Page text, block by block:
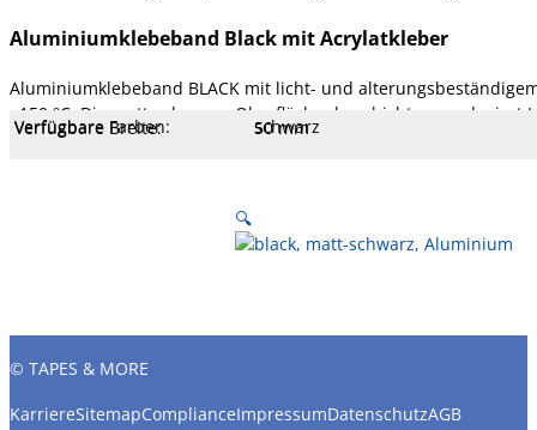
Aluminiumklebeband Black mit Acrylatkleber
Aluminiumklebeband BLACK mit licht- und
+150 °C. Die matt-schwarze Oberflächenbeschichtung
Träger:
Trägerstärke: 50 µm
Gesamtstärke: 93 µm
Klebertyp: Acrylat LM
Klebekraft: 6,5 N/cm
Reißfestigkeit: 45 N/cm
Dehnung: 4 %
Temperatur: - 40 bis 150 °C
Wasser/Dampfundurchlässig: Ja
Liner: Papier, weiß
Kern Typ: Pappe
Kern Ø mm: 76 mm
Verfügbare Längen: 25 m
Verfügbare Breite: 50 mm
Verfügbare Farben: schwarz
🔍
© TAPES & MORE
KarriereSitemapComplianceImpressumDatenschutzAGB